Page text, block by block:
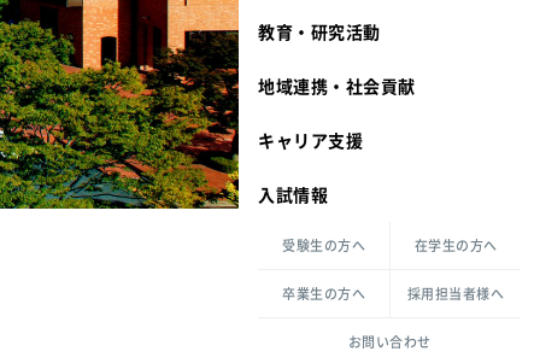
礼拝堂
カリキュラム・ポリシー
倫理憲章
ハラスメントの防止
共生のための多様性宣言
生活文化デザイン学科
一般教育課程
奨学金
大学祭
キャンパスメンバーズ
教職センター
学芸員課程
図書館司書課程
教育・研究活動動物実験に関する情報公開
キリスト教文化研究所
生活環境科学研究所
地域連携・社会貢献
カリキュラム・入室方法
キャリア支援
入試情報
受験生の方へ 在学生の方へ
卒業生の方へ 採用担当者様へ
お問い合わせ